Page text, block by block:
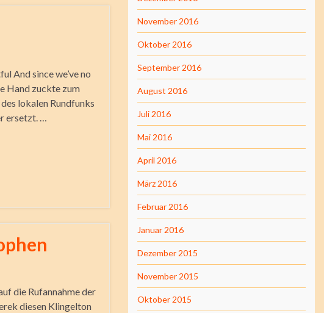
And since we’ve no
Hand zuckte zum
lokalen Rundfunks
ersetzt. …
die Rufannahme der
diesen Klingelton
November 2016
Oktober 2016
September 2016
August 2016
Juli 2016
Mai 2016
April 2016
März 2016
Februar 2016
Januar 2016
Dezember 2015
November 2015
Oktober 2015